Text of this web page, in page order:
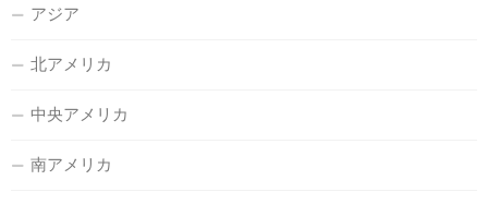
アジア
北アメリカ
中央アメリカ
南アメリカ